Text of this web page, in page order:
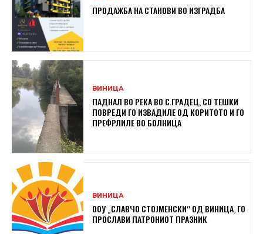
ПРОДАЖБА НА СТАНОВИ ВО ИЗГРАДБА
ВИНИЦА
ПАДНАЛ ВО РЕКА ВО С.ГРАДЕЦ, СО ТЕШКИ
ПОВРЕДИ ГО ИЗВАДИЛЕ ОД КОРИТОТО И ГО
ПРЕФРЛИЛЕ ВО БОЛНИЦА
ВИНИЦА
ООУ „СЛАВЧО СТОЈМЕНСКИ“ ОД ВИНИЦА, ГО
ПРОСЛАВИ ПАТРОНИОТ ПРАЗНИК